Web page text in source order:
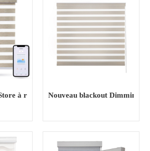
à rouleaux Zebra rideau tissu Electric
Nouveau blackout Dimming